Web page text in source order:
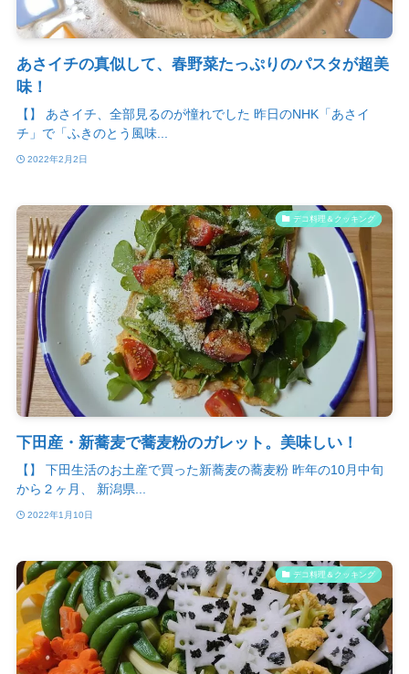
あさイチの真似して、春野菜たっぷりのパスタが超美
味！
【】 あさイチ、全部見るのが憧れでした 昨日のNHK「あさイ
チ」で「ふきのとう風味...
2022年2月2日
デコ料理＆クッキング
下田産・新蕎麦で蕎麦粉のガレット。美味しい！
【】 下田生活のお土産で買った新蕎麦の蕎麦粉 昨年の10月中旬
から２ヶ月、 新潟県...
2022年1月10日
デコ料理＆クッキング